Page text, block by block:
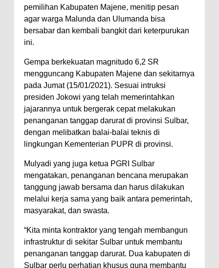
pemilihan Kabupaten Majene, menitip pesan
agar warga Malunda dan Ulumanda bisa
bersabar dan kembali bangkit dari keterpurukan
ini.
Gempa berkekuatan magnitudo 6,2 SR
mengguncang Kabupaten Majene dan sekitarnya
pada Jumat (15/01/2021). Sesuai intruksi
presiden Jokowi yang telah memerintahkan
jajarannya untuk bergerak cepat melakukan
penanganan tanggap darurat di provinsi Sulbar,
dengan melibatkan balai-balai teknis di
lingkungan Kementerian PUPR di provinsi.
Mulyadi yang juga ketua PGRI Sulbar
mengatakan, penanganan bencana merupakan
tanggung jawab bersama dan harus dilakukan
melalui kerja sama yang baik antara pemerintah,
masyarakat, dan swasta.
“Kita minta kontraktor yang tengah membangun
infrastruktur di sekitar Sulbar untuk membantu
penanganan tanggap darurat. Dua kabupaten di
Sulbar perlu perhatian khusus guna membantu